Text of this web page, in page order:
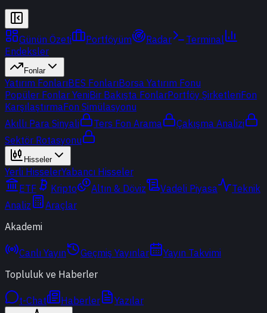
Günün Özeti Portföyüm Radar
Terminal
Endeksler
Fonlar
Yatırım FonlarıBES FonlarıBorsa Yatırım Fonu
Popüler Fonlar YeniBir Bakışta FonlarPortföy ŞirketleriFon
KarşılaştırmaFon Simülasyonu
Akıllı Para Sinyali
Ters Fon Arama
Çakışma Analizi
Sektör Rotasyonu
Hisseler
Yerli HisselerYabancı Hisseler
ETF
Kripto Altın & Döviz Vadeli Piyasa
Teknik
Analiz
Araçlar
Akademi
Canlı Yayın Geçmiş Yayınlar
Yayın Takvimi
Topluluk ve Haberler
t-Chat Haberler Yazılar